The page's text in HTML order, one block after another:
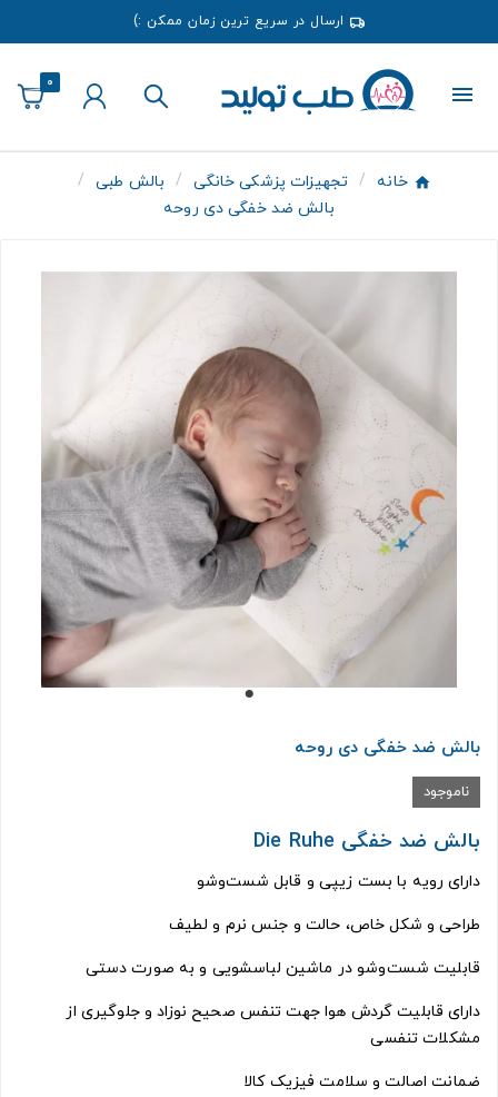
ارسال در سریع ترین زمان ممکن :)
0
خانه تجهیزات پزشکی خانگی
بالش طبی
بالش ضد خفگی دی روحه
بالش ضد خفگی دی روحه
ناموجود
بالش ضد خفگی Die Ruhe
دارای رویه با بست زیپی و قابل شست‌وشو
طراحی و شکل خاص، حالت و جنس نرم و لطیف
قابلیت شست‌وشو در ماشین لباسشویی و به صورت دستی
دارای قابلیت گردش هوا جهت تنفس صحیح نوزاد و جلوگیری از
مشکلات تنفسی
ضمانت اصالت و سلامت فیزیک کالا